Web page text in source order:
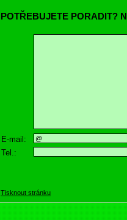
POTŘEBUJETE PORADIT?
E-mail:
Tel.:
Tisknout stránku